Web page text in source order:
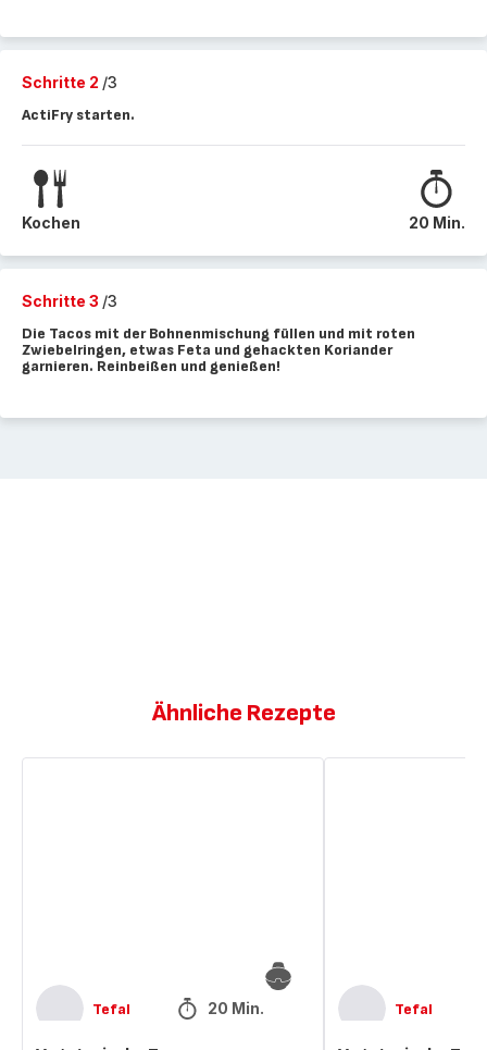
Schritte 2 /3
ActiFry starten.
Kochen 20 Min.
Schritte 3 /3
Die Tacos mit der Bohnenmischung füllen und mit roten
Zwiebelringen, etwas Feta und gehackten Koriander
garnieren. Reinbeißen und genießen!
Ähnliche Rezepte
Tefal 20 Min. Tefal